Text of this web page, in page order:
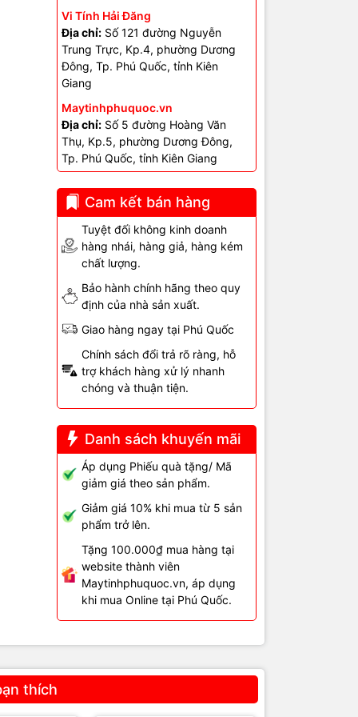
Vi Tính Hải Đăng
Địa chỉ:Số 121 đường Nguyễn
Trung Trực, Kp.4, phường Dương
Đông, Tp. Phú Quốc, tỉnh Kiên
Giang
Maytinhphuquoc.vn
Địa chỉ:Số 5 đường Hoàng Văn
Thụ, Kp.5, phường Dương Đông,
Tp. Phú Quốc, tỉnh Kiên Giang
Cam kết bán hàng
Tuyệt đối không kinh doanh
hàng nhái, hàng giả, hàng kém
chất lượng.
Bảo hành chính hãng theo quy
định của nhà sản xuất.
Giao hàng ngay tại Phú Quốc
Chính sách đổi trả rõ ràng, hỗ
trợ khách hàng xử lý nhanh
chóng và thuận tiện.
Danh sách khuyến mãi
Áp dụng Phiếu quà tặng/ Mã
giảm giá theo sản phẩm.
Giảm giá 10% khi mua từ 5 sản
phẩm trở lên.
Tặng 100.000₫ mua hàng tại
website thành viên
Maytinhphuquoc.vn, áp dụng
khi mua Online tại Phú Quốc.
thích
ảnh
máy đi
và